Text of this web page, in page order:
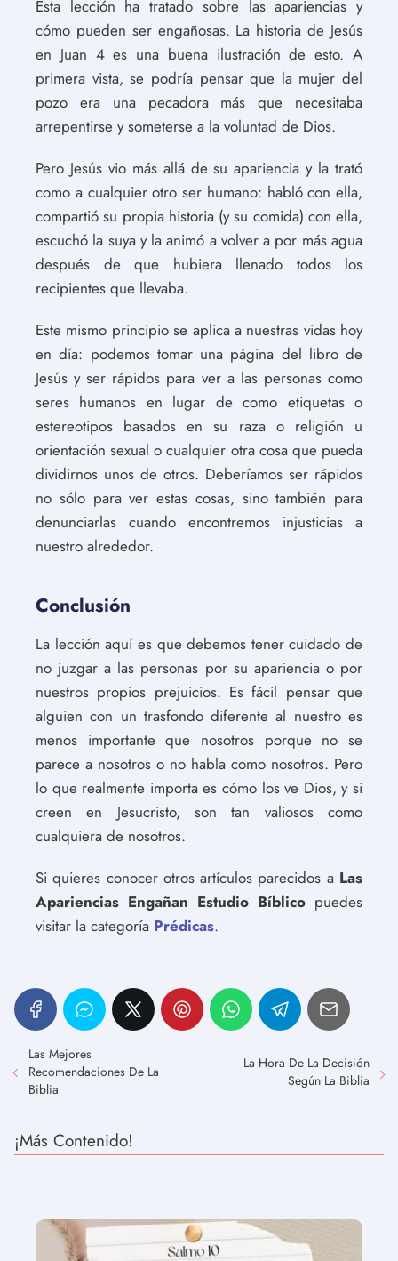
Esta lección ha tratado sobre las apariencias y
cómo pueden ser engañosas. La historia de Jesús
en Juan 4 es una buena ilustración de esto. A
primera vista, se podría pensar que la mujer del
pozo era una pecadora más que necesitaba
arrepentirse y someterse a la voluntad de Dios.
Pero Jesús vio más allá de su apariencia y la trató
como a cualquier otro ser humano: habló con ella,
compartió su propia historia (y su comida) con ella,
escuchó la suya y la animó a volver a por más agua
después de que hubiera llenado todos los
recipientes que llevaba.
Este mismo principio se aplica a nuestras vidas hoy
en día: podemos tomar una página del libro de
Jesús y ser rápidos para ver a las personas como
seres humanos en lugar de como etiquetas o
estereotipos basados en su raza o religión u
orientación sexual o cualquier otra cosa que pueda
dividirnos unos de otros. Deberíamos ser rápidos
no sólo para ver estas cosas, sino también para
denunciarlas cuando encontremos injusticias a
nuestro alrededor.
Conclusión
La lección aquí es que debemos tener cuidado de
no juzgar a las personas por su apariencia o por
nuestros propios prejuicios. Es fácil pensar que
alguien con un trasfondo diferente al nuestro es
menos importante que nosotros porque no se
parece a nosotros o no habla como nosotros. Pero
lo que realmente importa es cómo los ve Dios, y si
creen en Jesucristo, son tan valiosos como
cualquiera de nosotros.
Si quieres conocer otros artículos parecidos a Las
Apariencias Engañan Estudio Bíblico puedes
visitar la categoría Prédicas.
Las Mejores
Recomendaciones De La
Biblia
La Hora De La Decisión
Según La Biblia
¡Más Contenido!